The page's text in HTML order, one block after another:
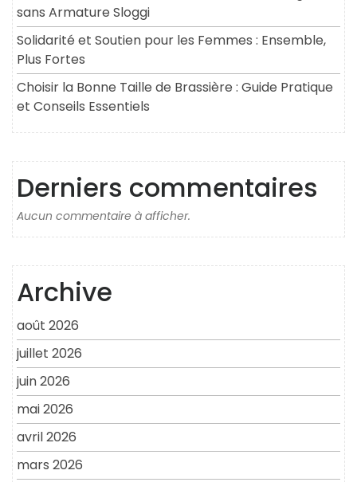
sans Armature Sloggi
Solidarité et Soutien pour les Femmes : Ensemble,
Plus Fortes
Choisir la Bonne Taille de Brassière : Guide Pratique
et Conseils Essentiels
Derniers commentaires
Aucun commentaire à afficher.
Archive
août 2026
juillet 2026
juin 2026
mai 2026
avril 2026
mars 2026